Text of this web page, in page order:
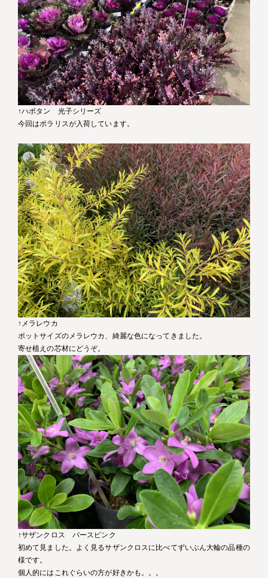
↑ハボタン 光子シリーズ
今回はポラリスが入荷しています。
↑メラレウカ
ポットサイズのメラレウカ、綺麗な色になってきました。
寄せ植えの芯材にどうぞ。
↑サザンクロス パースピンク
初めて見ました。よく見るサザンクロスに比べてずいぶん大輪の品種の
様です。
個人的にはこれぐらいの方が好きかも。。。